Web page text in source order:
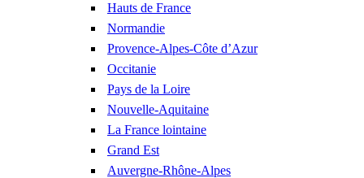
Hauts de France
Normandie
Provence-Alpes-Côte d’Azur
Occitanie
Pays de la Loire
Nouvelle-Aquitaine
La France lointaine
Grand Est
Auvergne-Rhône-Alpes